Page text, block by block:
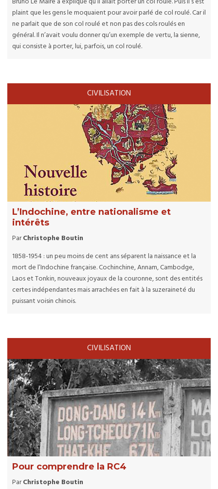
plaint que les gens le moquaient pour avoir parlé de col roulé. Car il
ne parlait que de son col roulé et non pas des cols roulés en
général. Il n’avait voulu donner qu’un exemple de vertu, la sienne,
qui consiste à porter, lui, parfois, un col roulé.
CIVILISATION
L’Indochine, entre nationalisme et
intérêts
ParChristophe Boutin
1858-1954 : un peu moins de cent ans séparent la naissance et la
mort de l’Indochine française. Cochinchine, Annam, Cambodge,
Laos et Tonkin, nouveaux joyaux de la couronne, sont des entités
certes indépendantes mais arrachées en fait à la suzeraineté du
puissant voisin chinois.
CIVILISATION
Pour comprendre la RC4
ParChristophe Boutin